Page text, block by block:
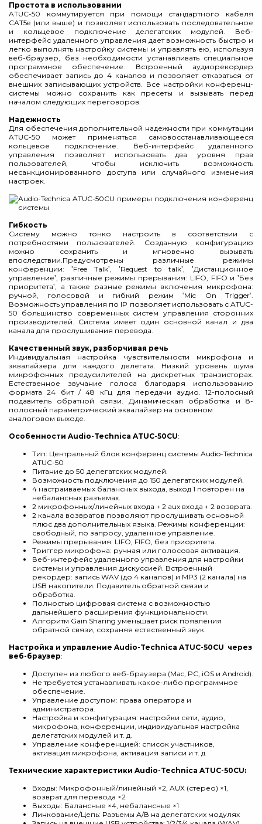
Простота в использовании
ATUC-50 коммутируется при помощи стандартного кабеля
CAT5e (или выше) и позволяет использовать последовательное
и кольцевое подключение делегатских модулей. Веб-
интерфейс удаленного управления дает возможность быстро и
легко выполнять настройку системы и управлять ею, используя
веб-браузер, без необходимости устанавливать специальное
программное обеспечение. Встроенный аудиорекордер
обеспечивает запись до 4 каналов и позволяет отказаться от
внешних записывающих устройств. Все настройки конференц-
системы можно сохранить как пресеты и вызывать перед
началом следующих переговоров.
Надежность
Для обеспечения дополнительной надежности при коммутации
ATUC-50 может применяться самовосстанавливающееся
кольцевое подключение. Веб-интерфейс удаленного
управления позволяет использовать два уровня прав
пользователей, чтобы исключить возможность
несанкционированного доступа или случайного изменения
настроек.
Гибкость
Систему можно тонко настроить в соответствии с
потребностями пользователей. Созданную конфигурацию
можно сохранить и мгновенно вызывать
впоследствии.Предусмотрены различные режимы
конференции: ‛Free Talk‛, ‛Request to talk‛, ‛Дистанционное
управление‛, различные режимы прерывания: LIFO, FIFO и ‛Без
приоритета‛, а также разные режимы включения микрофона:
ручной, голосовой и гибкий режим ‛Mic On Trigger‛.
Возможность управления по IP позволяет использовать с ATUC-
50 большинство современных систем управления сторонних
производителей. Система имеет один основной канал и два
канала для прослушивания перевода.
Качественный звук, разборчивая речь
Индивидуальная настройка чувствительности микрофона и
эквалайзера для каждого делегата. Низкий уровень шума
микрофонных предусилителей на дискретных транзисторах.
Естественное звучание голоса благодаря использованию
формата 24 бит / 48 кГц для передачи аудио. 12-полосный
подавитель обратной связи. Динамическая обработка и 8-
полосный параметрический эквалайзер на основном
аналоговом выходе.
Особенности Audio-Technica ATUC-50CU:
Тип: Центральный блок конференц системы Audio-Technica
ATUC-50
Питание до 50 делегатских модулей.
Возможность подключения до 150 делегатских модулей.
4 настраиваемых балансных выхода, выход 1 повторен на
небалансных разъемах.
2 микрофонных/линейных входа + 2 aux входа + 2 возврата.
2 канала возвратов позволяют прослушивать основной
плюс два дополнительных языка. Режимы конференции:
свободный, по запросу, удаленное управление.
Режимы прерывания: LIFO, FIFO, без приоритета.
Триггер микрофона: ручная или голосовая активация.
Веб-интерфейс удаленного управления для настройки
системы и управления дискуссией. Встроенный
рекордер: запись WAV (до 4 каналов) и MP3 (2 канала) на
USB накопители. Подавитель обратной связи и
обработка.
Полностью цифровая система с возможностью
дальнейшего расширения функциональности.
Алгоритм Gain Sharing уменьшает риск появления
обратной связи, сохраняя естественный звук.
Настройка и управление Audio-Technica ATUC-50CU через
веб-браузер:
Доступен из любого веб-браузера (Mac, PC, iOS и Android).
Не требуется устанавливать какое-либо программное
обеспечение.
Управление доступом: права оператора и
администратора.
Настройка и конфигурация: настройки сети, аудио,
микрофона, конференции, индивидуальная настройка
делегатских модулей и т. д.
Управление конференцией: список участников,
активация микрофона, активация записи и т. д.
Технические характеристики Audio-Technica ATUC-50CU:
Входы: Микрофонный/линейный ×2, AUX (стерео) ×1,
возврат для перевода ×2
Выходы: Балансные ×4, небалансные ×1
Линкование/Цепь: Разъемы А/В на делегатских модулях